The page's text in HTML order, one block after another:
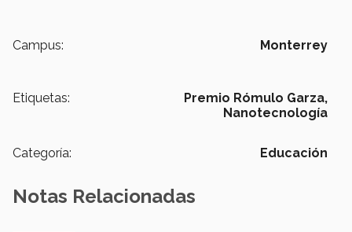
Campus: Monterrey
Etiquetas:
Premio Rómulo Garza,
Nanotecnología
Categoría: Educación
Notas Relacionadas